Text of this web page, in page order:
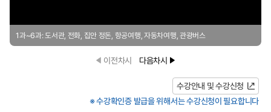
1과~6과: 도서관, 전화, 집안 정돈, 항공여행, 자동차여행, 관광버스
이전차시 다음차시
수강안내 및 수강신청
※ 수강확인증 발급을 위해서는 수강신청이 필요합니다